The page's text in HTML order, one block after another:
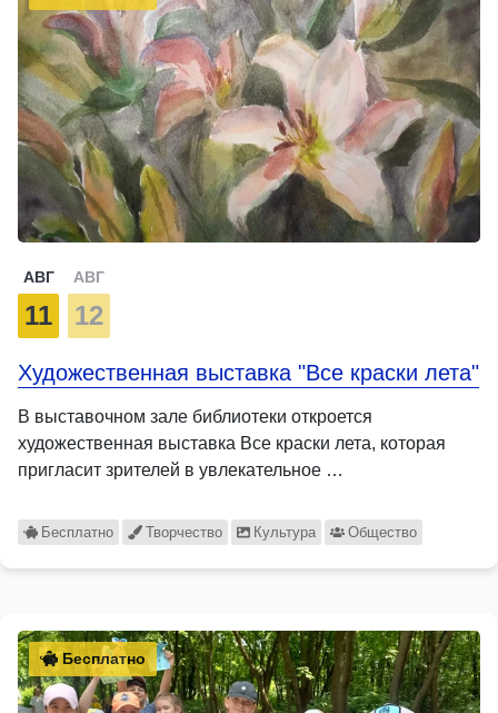
АВГ
11
АВГ
12
Художественная выставка "Все краски лета"
В выставочном зале библиотеки откроется
художественная выставка Все краски лета, которая
пригласит зрителей в увлекательное …
Бесплатно Творчество Культура Общество
Бесплатно